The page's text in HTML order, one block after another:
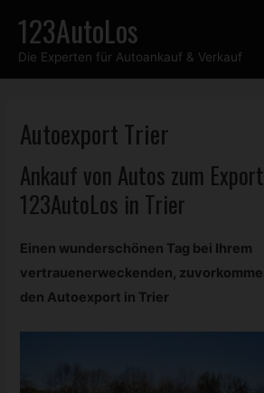
Inhalt
springen
123AutoLos
Die Experten für Autoankauf & Verkauf
Autoexport Trier
Ankauf von Autos zum
123AutoLos in Trier
Einen wunderschönen Tag bei Ihrem
vertrauenerweckenden,
den Autoexport in Trier